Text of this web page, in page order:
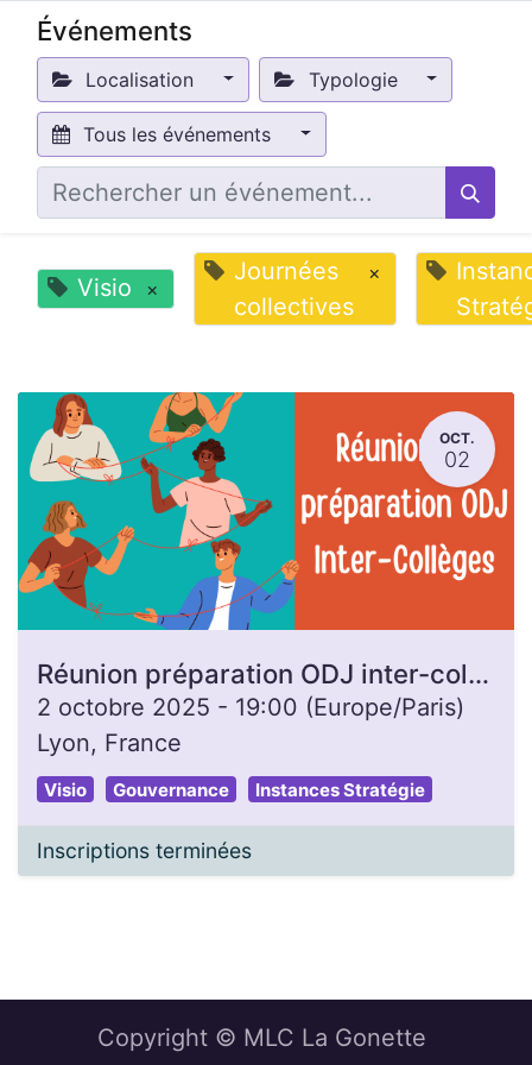
Événements
Localisation Typologie
Tous les événements
Visio ×
Journées
collectives
×
OCT.
02
Réunion préparation ODJ inter-collèges
2 octobre 2025 - 19:00 (Europe/Paris)
Lyon, France
Visio Gouvernance Instances Stratégie
Inscriptions terminées
Copyright © MLC La Gonette